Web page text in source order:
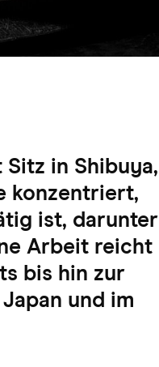
in Shibuya,
konzentriert,
ist, darunter
Arbeit reicht
bis hin zur
und im